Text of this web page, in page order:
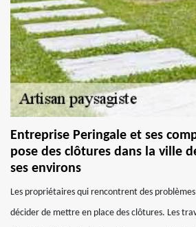
Entreprise Peringale et ses
pose des clôtures dans la ville
ses environs
Les propriétaires qui rencontrent des
décider de mettre en place des clôtures. Les